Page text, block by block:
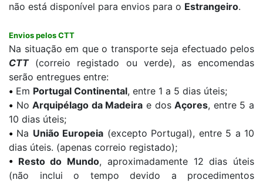
não está disponível para envios para o Estrangeiro.
Envios pelos CTT
Na situação em que o transporte seja efectuado pelos
CTT(correio registado ou verde), as encomendas
serão entregues entre:
• Em Portugal Continental, entre 1 a 5 dias úteis;
• NoArquipélago da Madeira e dosAçores, entre 5 a
10 dias úteis;
• Na União Europeia (excepto Portugal), entre 5 a 10
dias úteis. (apenas correio registado);
• Resto do Mundo, aproximadamente 12 dias úteis
(não inclui o tempo devido a procedimentos